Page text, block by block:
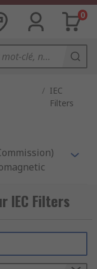
0
/ IEC
Filters
either the
it.
more
from
consist of
IEC Filters